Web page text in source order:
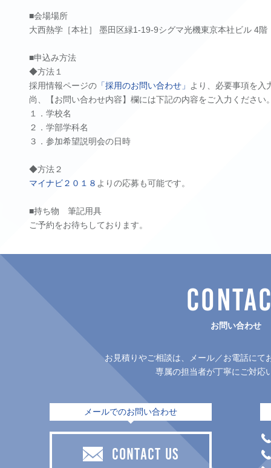
■会場場所
大西熱学［本社］ 墨田区緑1-19-9シグマ光機東京本社ビル 4
■申込み方法
◆方法１
採用情報ページの 「採用のお問い合わせ」 より、必要事項を入
尚、【お問い合わせ内容】欄には下記の内容をご入力ください
１．学校名
２．学部学科名
３．参加希望説明会の日時
◆方法２
マイナビ２０１８ よりの応募も可能です。
■持ち物 筆記用具
ご予約をお待ちしております。
お問い合わせ
お見積りやご相談は、メール／お電話にて
専属の担当者が丁寧にご対応
メールでのお問い合わせ
CONTACT US